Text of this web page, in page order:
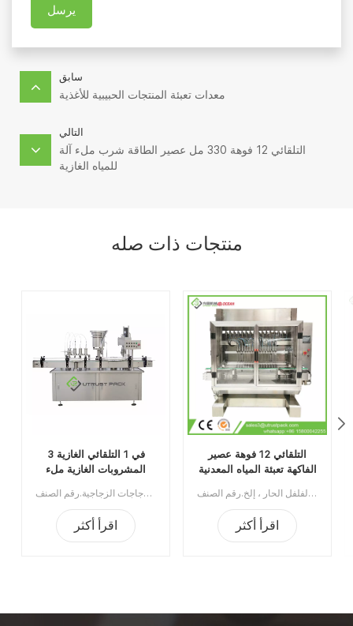
يرسل
سابق
معدات تعبئة المنتجات الحبيبية للأغذية
التالي
التلقائي 12 فوهة 330 مل عصير الطاقة شرب ملء آلة
للمياه الغازية
منتجات ذات صله
3 في 1 التلقائي الغازية
المشروبات الغازية ملء
خط إنتاج تعبئة وتغليف المشروبات الغازية الأوتوماتيكي هذا قابل للتطبيق في تعبئة السوائل والسد اللولبي لعلب الصفيح وسبائك الألومنيوم والزجاجات الزجاجية.رقم الصنف:UTAS001Aالحد الأدنى للطلب:1قسط: تي / تميناء الشحن:قوانغتشو المنطقة الأصلية: قوانغتشو، الصينمهلة:30 يوما بعد تلقي الودائع
اقرأ أكثر
التلقائي 12 فوهة عصير
الفاكهة تعبئة المياه المعدنية
آلة تعبئة المياه المعدنية الأوتوماتيكية ذات 12 فوهة لتعبئة عصير الفاكهة مناسبة لعصير الفاكهة ، مياه الزجاجة ، المشروبات الغازية ، زيت الطعام ، زيت الزيتون ، زيت المحرك ، صلصة الطماطم ، صلصة الفلفل الحار ، إلخ.رقم الصنف:UTOAGZ3الحد الأدنى للطلب:1قسط:TTميناء الشحن:قوانغتشوالمنطقة الأصلية:قوانغتشو، الصينمهلة:45 يوم عمل بعد استلام الودائع
اقرأ أكثر